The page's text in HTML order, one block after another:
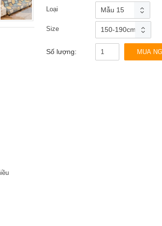
Loại Mẫu 15
Size 150-190cm
MUA
Số lượng: